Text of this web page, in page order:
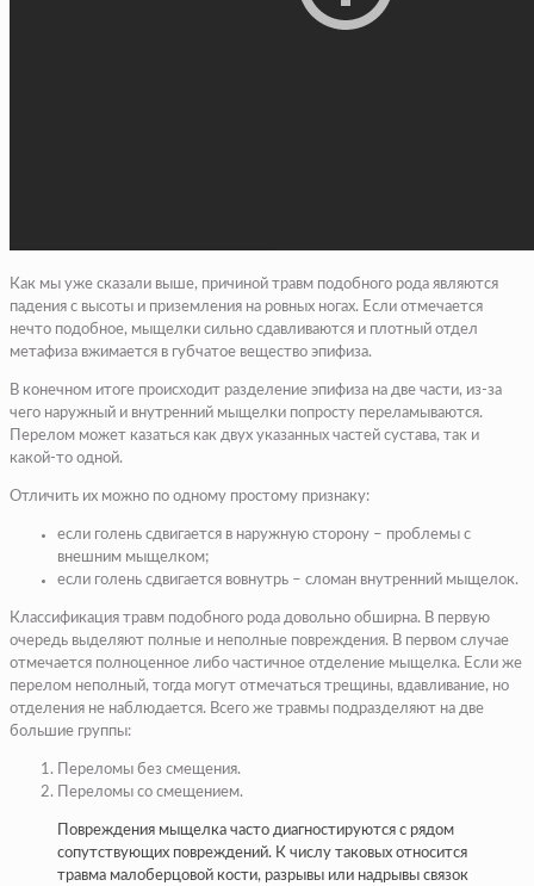
Как мы уже сказали выше, причиной травм подобного рода являются
падения с высоты и приземления на ровных ногах. Если отмечается
нечто подобное, мыщелки сильно сдавливаются и плотный отдел
метафиза вжимается в губчатое вещество эпифиза.
В конечном итоге происходит разделение эпифиза на две части, из-за
чего наружный и внутренний мыщелки попросту переламываются.
Перелом может казаться как двух указанных частей сустава, так и
какой-то одной.
Отличить их можно по одному простому признаку:
если голень сдвигается в наружную сторону – проблемы с
внешним мыщелком;
если голень сдвигается вовнутрь – сломан внутренний мыщелок.
Классификация травм подобного рода довольно обширна. В первую
очередь выделяют полные и неполные повреждения. В первом случае
отмечается полноценное либо частичное отделение мыщелка. Если же
перелом неполный, тогда могут отмечаться трещины, вдавливание, но
отделения не наблюдается. Всего же травмы подразделяют на две
большие группы:
Переломы без смещения.
Переломы со смещением.
Повреждения мыщелка часто диагностируются с рядом
сопутствующих повреждений. К числу таковых относится
травма малоберцовой кости, разрывы или надрывы связок